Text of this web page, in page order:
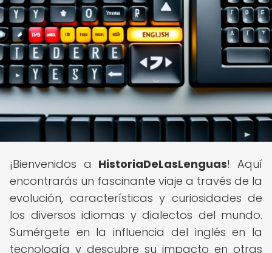
¡Bienvenidos a HistoriaDeLasLenguas! Aquí
encontrarás un fascinante viaje a través de la
evolución, características y curiosidades de
los diversos idiomas y dialectos del mundo.
Sumérgete en la influencia del inglés en la
tecnología y descubre su impacto en otras